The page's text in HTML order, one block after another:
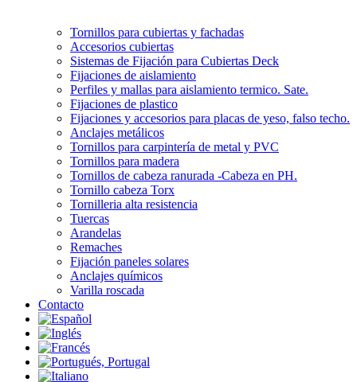
Tornillos para cubiertas y fachadas
Accesorios cubiertas
Sistemas de Fijación para Cubiertas Deck
Fijaciones de aislamiento
Perfiles y mallas para aislamiento termico. Sate.
Fijaciones de plastico
Fijaciones y accesorios para placas de yeso, falso techo.
Anclajes metálicos
Tornillos para carpintería de metal y PVC
Tornillos para madera
Tornillos de cabeza ranurada -Cabeza en PH.
Tornillo cabeza Torx
Tornilleria alta resistencia
Tuercas
Arandelas
Remaches
Fijación paneles solares
Anclajes químicos
Varilla roscada
Contacto